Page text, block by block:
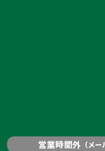
営業時間外 （メ